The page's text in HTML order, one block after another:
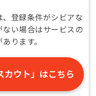
登録条件がシビアな
い場合はサービスの
ります。
カウト」はこちら